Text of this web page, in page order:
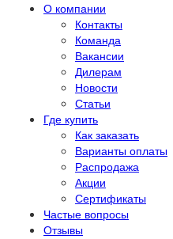
О компании
Контакты
Команда
Вакансии
Дилерам
Новости
Статьи
Где купить
Как заказать
Варианты оплаты
Распродажа
Акции
Сертификаты
Частые вопросы
Отзывы